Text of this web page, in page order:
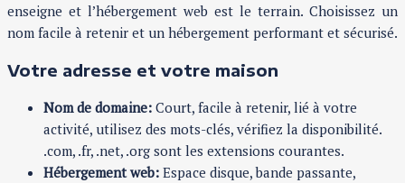
enseigne et l’hébergement web est le terrain. Choisissez un
nom facile à retenir et un hébergement performant et sécurisé.
Votre adresse et votre maison
Nom de domaine: Court, facile à retenir, lié à votre
activité, utilisez des mots-clés, vérifiez la disponibilité.
.com, .fr, .net, .org sont les extensions courantes.
Hébergement web: Espace disque, bande passante,